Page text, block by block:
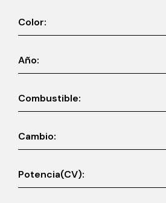
Color:
Año:
Combustible:
Cambio:
Potencia(CV):